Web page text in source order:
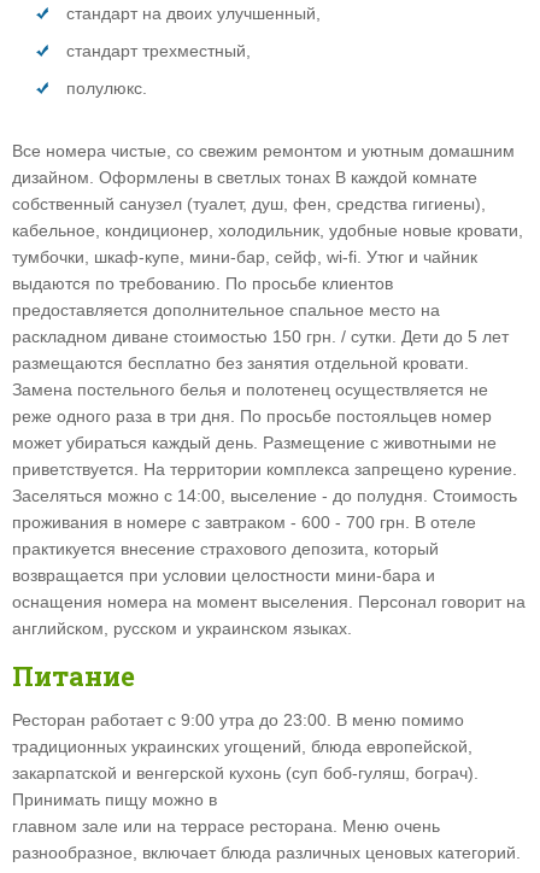
стандарт на двоих улучшенный,
стандарт трехместный,
полулюкс.
Все номера чистые, со свежим ремонтом и уютным домашним
дизайном. Оформлены в светлых тонах В каждой комнате
собственный санузел (туалет, душ, фен, средства гигиены),
кабельное, кондиционер, холодильник, удобные новые кровати,
тумбочки, шкаф-купе, мини-бар, сейф, wi-fi. Утюг и чайник
выдаются по требованию. По просьбе клиентов
предоставляется дополнительное спальное место на
раскладном диване стоимостью 150 грн. / сутки. Дети до 5 лет
размещаются бесплатно без занятия отдельной кровати.
Замена постельного белья и полотенец осуществляется не
реже одного раза в три дня. По просьбе постояльцев номер
может убираться каждый день. Размещение с животными не
приветствуется. На территории комплекса запрещено курение.
Заселяться можно с 14:00, выселение - до полудня. Стоимость
проживания в номере с завтраком - 600 - 700 грн. В отеле
практикуется внесение страхового депозита, который
возвращается при условии целостности мини-бара и
оснащения номера на момент выселения. Персонал говорит на
английском, русском и украинском языках.
Питание
Ресторан работает с 9:00 утра до 23:00. В меню помимо
традиционных украинских угощений, блюда европейской,
закарпатской и венгерской кухонь (суп боб-гуляш, бограч).
Принимать пищу можно в
главном зале или на террасе ресторана. Меню очень
разнообразное, включает блюда различных ценовых категорий.